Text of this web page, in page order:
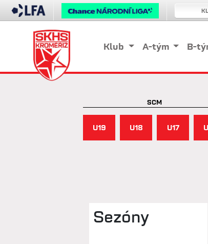
Klub A-tým B-
SCM
U19 U18 U17
Sezóny